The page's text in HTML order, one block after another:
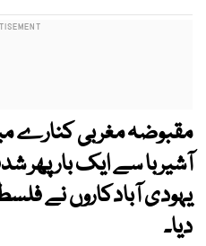
مقبوضہ مغربی کنارے
آشیربا سے ایک بار
یہودی آبادکاروں نے
دیا۔